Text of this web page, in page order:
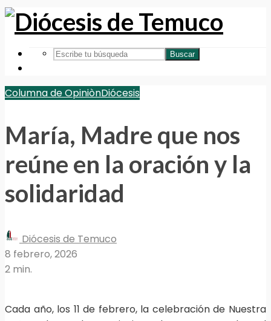
Buscar
Columna de OpiniònDiócesis
María, Madre que nos
reúne en la oración y la
solidaridad
Diócesis de Temuco
8 febrero, 2026
2 min.
Cada año, los 11 de febrero, la celebración de Nuestra